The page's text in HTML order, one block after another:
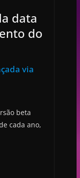
data
do
via
beta
cada ano,